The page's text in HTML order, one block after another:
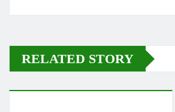
RELATED STORY